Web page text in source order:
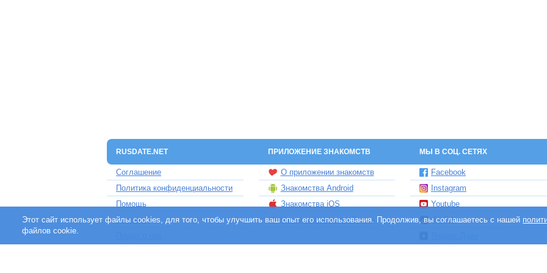
RUSDATE.NET ПРИЛОЖЕНИЕ ЗНАКОМСТВ МЫ В СОЦ. СЕТЯХ
Соглашение
Политика конфиденциальности
Помощь
Контакты
О приложении знакомств
Знакомства Android
Знакомства iOS
Чат бот знакомств Елена
Facebook
Instagram
Youtube
TikTok
Этот сайт использует файлы cookies, для того, чтобы улучшить ваш опыт его использования. Продолжив, вы соглашаетесь с нашей
файлов cookie.